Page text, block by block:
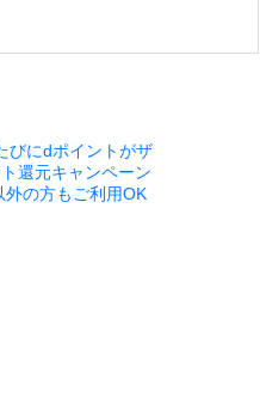
びにdポイントがザ
還元キャンペーン
外の方もご利用OK